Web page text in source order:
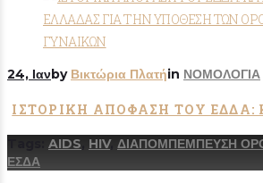
24, Ιανby Βικτώρια Πλατήin ΝΟΜΟΛΟΓΙΑ
ΙΣΤΟΡΙΚΗ ΑΠΟΦΑΣΗ ΤΟΥ ΕΔΔΑ:
AIDS HIV, ΔΙΑΠΟΜΠΕΜΠΕΥΣΗ
ΕΣΔΑ